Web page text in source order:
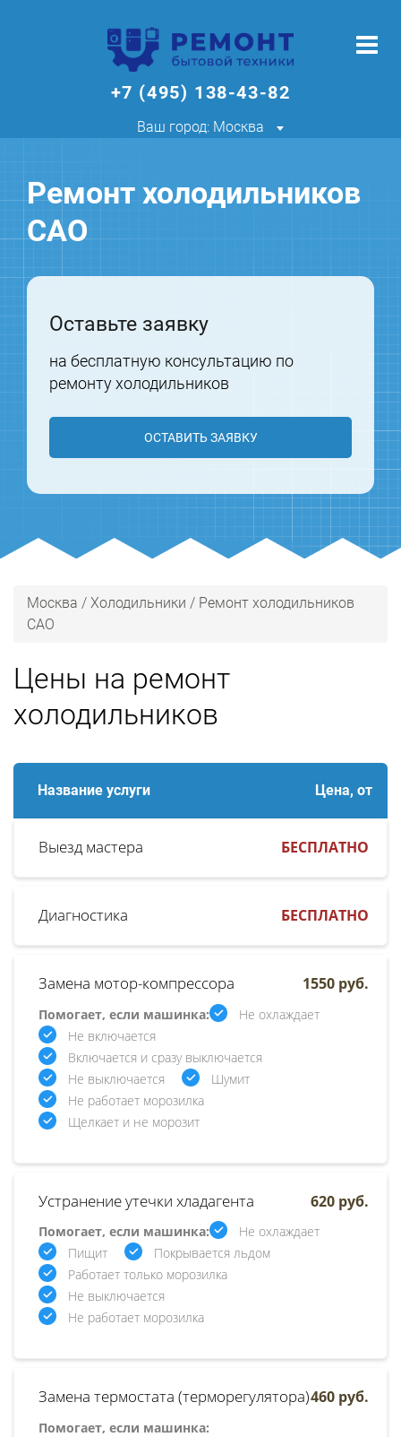
+7 (495) 138-43-82
Ваш город: Москва
Ремонт холодильников
САО
Оставьте заявку
на бесплатную консультацию по
ремонту холодильников
ОСТАВИТЬ ЗАЯВКУ
Москва / Холодильники / Ремонт холодильников
САО
Цены на ремонт
холодильников
Название услуги Цена, от
Выезд мастера БЕСПЛАТНО
Диагностика БЕСПЛАТНО
Замена мотор-компрессора
Помогает, если машинка:
Не охлаждает
Не включается
Включается и сразу выключается
Не выключается
Шумит
Не работает морозилка
Щелкает и не морозит
1550 руб.
Устранение утечки хладагента
Помогает, если машинка:
Не охлаждает
Пищит
Покрывается льдом
Работает только морозилка
Не выключается
Не работает морозилка
620 руб.
Замена термостата (терморегулятора)
Помогает, если машинка:
460 руб.